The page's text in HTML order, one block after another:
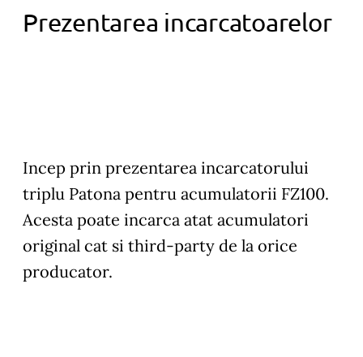
Prezentarea incarcatoarelor
Incep prin prezentarea incarcatorului
triplu Patona pentru acumulatorii FZ100.
Acesta poate incarca atat acumulatori
original cat si third-party de la orice
producator.